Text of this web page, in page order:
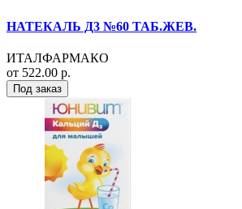
НАТЕКАЛЬ Д3 №60 ТАБ.ЖЕВ.
ИТАЛФАРМАКО
от 522.00 р.
Под заказ